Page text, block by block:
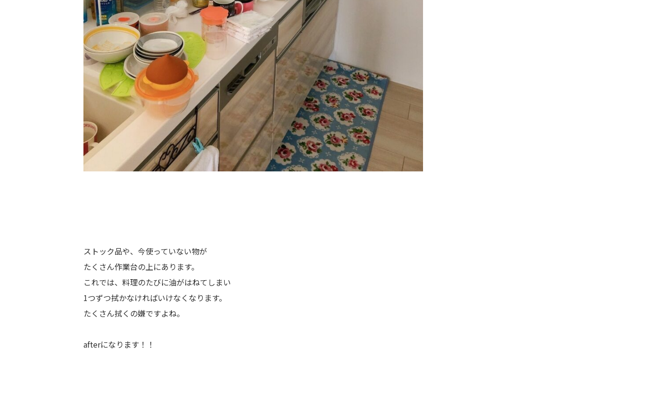
ストック品や、今使っていない物が
たくさん作業台の上にあります。
これでは、料理のたびに油がはねてしまい
1つずつ拭かなければいけなくなります。
たくさん拭くの嫌ですよね。
afterになります！！